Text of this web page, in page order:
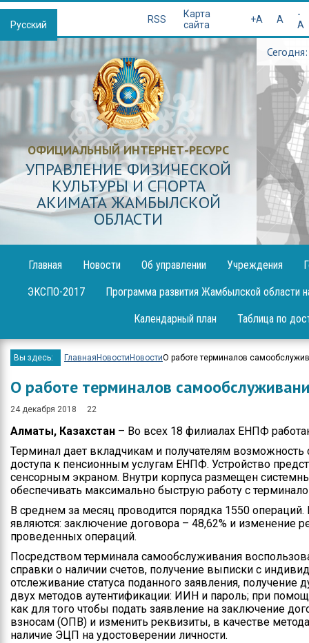
Русский
RSS
Карта
сайта
+A A
-
A
ОФИЦИАЛЬНЫЙ ИНТЕРНЕТ-РЕСУРС
УПРАВЛЕНИЕ ФИЗИЧЕСКОЙ
КУЛЬТУРЫ И СПОРТА
АКИМАТА ЖАМБЫЛСКОЙ
ОБЛАСТИ
Главная Новости
Об управлении
Публикация
декларации
Вопрос-ответ
Проекты
Мероприятия
Бюджет
Приём физических и
юридических лиц
достижения
Результаты и отчеты
Официальные
выступления
Вакансии
Контакты
Учреждения
ЭКСПО-2017 Программа развития Жамбылской области
Календарный план Таблица по
Вы здесь: Главная Новости НовостиО работе терминалов
О работе терминалов
24 декабря 2018 22
Алматы, Казахстан – Во всех 18 филиалах ЕНПФ
Терминал дает вкладчикам и получателям возможность
доступа к пенсионным услугам ЕНПФ. Устройство
сенсорным экраном. Внутри корпуса размещен
обеспечивать максимально быструю работу с
В среднем за месяц проводится порядка 1550
являются: заключение договора – 48,62% и изменение
проведенных операций.
Посредством терминала самообслуживания
справки о наличии счетов, получение выписки с
отслеживание статуса поданного заявления,
двух методов аутентификации: ИИН и пароль; при
как для того чтобы подать заявление на заключение
взносам (ОПВ) и изменить реквизиты, в качестве
наличие ЭЦП на удостоверении личности.